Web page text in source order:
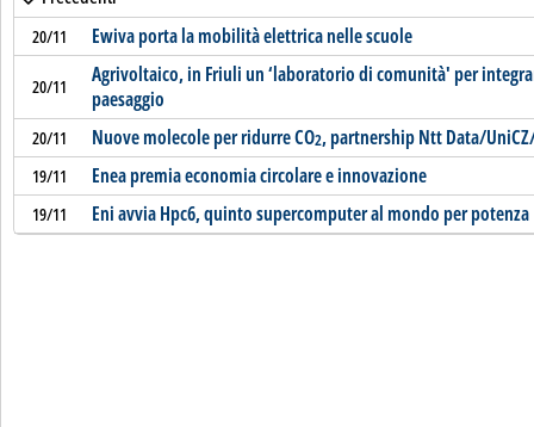
20/11 Ewiva porta la mobilità elettrica nelle scuole
20/11
Agrivoltaico, in Friuli un ‘laboratorio di comunità' per
paesaggio
20/11 Nuove molecole per ridurre CO2, partnership Ntt Data/
19/11 Enea premia economia circolare e innovazione
19/11 Eni avvia Hpc6, quinto supercomputer al mondo per potenza